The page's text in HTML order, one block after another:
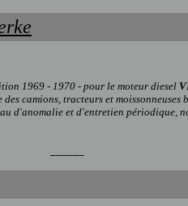
1969 - 1970 - pour le moteur diesel
camions, tracteurs et moissonneuses
d'anomalie et d'entretien périodique,